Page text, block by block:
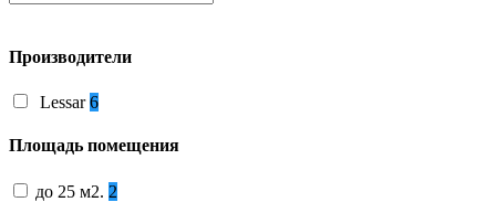
Производители
Lessar6
Площадь помещения
до 25 м2. 2